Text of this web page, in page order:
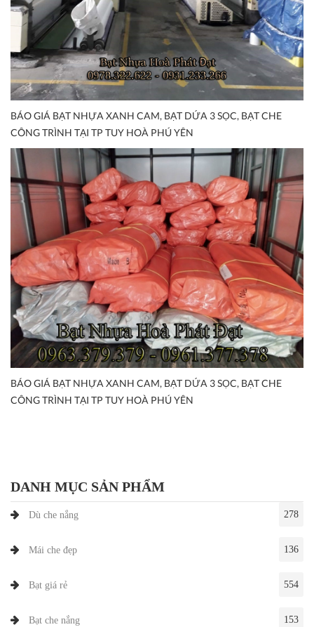
BÁO GIÁ BẠT NHỰA XANH CAM, BẠT DỨA 3 SỌC, BẠT CHE
CÔNG TRÌNH TẠI TP TUY HOÀ PHÚ YÊN
BÁO GIÁ BẠT NHỰA XANH CAM, BẠT DỨA 3 SỌC, BẠT CHE
CÔNG TRÌNH TẠI TP TUY HOÀ PHÚ YÊN
DANH MỤC SẢN PHẨM
Dù che nắng 278
Mái che đẹp 136
Bạt giá rẻ 554
Bạt che nắng 153